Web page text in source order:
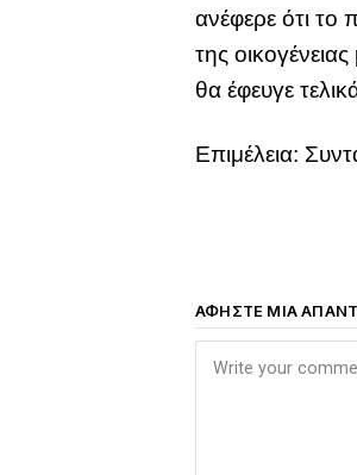
ανέφερε ότι το
της
θα έφευγε
Επιμέλεια:
ΑΦΉΣΤΕ ΜΙΑ